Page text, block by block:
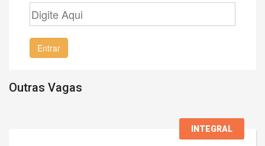
Entrar
Outras Vagas
INTEGRAL